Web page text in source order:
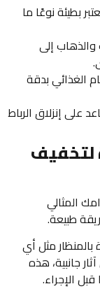
بطيئة نوعًا ما
إلى
الغذائي بدقة
على إنزلاق الرباط
لتخفيف
المثالي
طبيعة.
مثل أي
جانبية، هذه
الإجراء.